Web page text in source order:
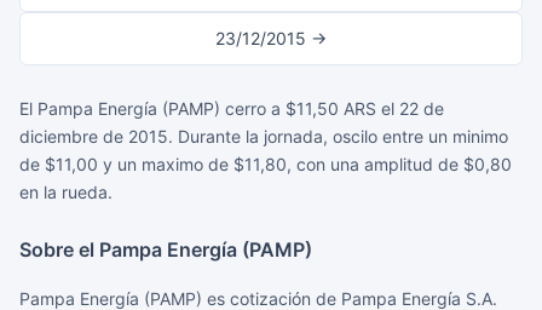
23/12/2015 →
El Pampa Energía (PAMP) cerro a $11,50 ARS el 22 de
diciembre de 2015. Durante la jornada, oscilo entre un minimo
de $11,00 y un maximo de $11,80, con una amplitud de $0,80
en la rueda.
Sobre el Pampa Energía (PAMP)
Pampa Energía (PAMP) es cotización de Pampa Energía S.A.